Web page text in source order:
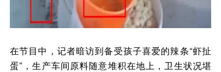
在节目中，记者暗访到备受孩子喜爱的辣条“虾扯
蛋”，生产车间原料随意堆积在地上，卫生状况堪